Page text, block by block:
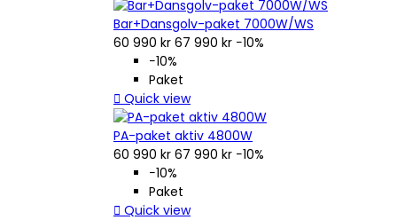
Bar+Dansgolv-paket 7000W/WS
60 990 kr 67 990 kr −10%
−10%
Paket
 Quick view
PA-paket aktiv 4800W
60 990 kr 67 990 kr −10%
−10%
Paket
 Quick view